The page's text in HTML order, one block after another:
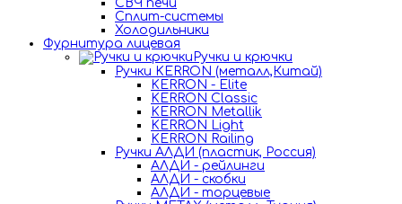
СВЧ печи
Сплит-системы
Холодильники
Фурнитура лицевая
Ручки и крючки
Ручки KERRON (металл,Китай)
KERRON - Elite
KERRON Classic
KERRON Metallik
KERRON Light
KERRON Railing
Ручки АЛДИ (пластик, Россия)
АЛДИ - рейлинги
АЛДИ - скобки
АЛДИ - торцевые